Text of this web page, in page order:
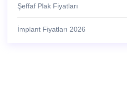
Şeffaf Plak Fiyatları
İmplant Fiyatları 2026